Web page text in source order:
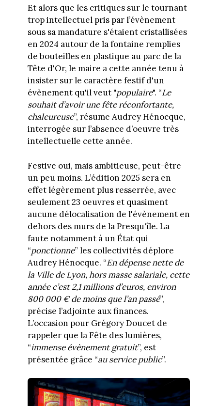
Et alors que les critiques sur le tournant
trop intellectuel pris par l’évènement
sous sa mandature s'étaient cristallisées
en 2024 autour de la fontaine remplies
de bouteilles en plastique au parc de la
Tête d'Or, le maire a cette année tenu à
insister sur le caractère festif d'un
évènement qu'il veut "populaire". “Le
souhait d’avoir une fête réconfortante,
chaleureuse”, résume Audrey Hénocque,
interrogée sur l’absence d’oeuvre très
intellectuelle cette année.
Festive oui, mais ambitieuse, peut-être
un peu moins. L’édition 2025 sera en
effet légèrement plus resserrée, avec
seulement 23 oeuvres et quasiment
aucune délocalisation de l'évènement en
dehors des murs de la Presqu'île. La
faute notamment à un État qui
“ponctionne” les collectivités déplore
Audrey Hénocque. “En dépense nette de
la Ville de Lyon, hors masse salariale, cette
année c’est 2,1 millions d’euros, environ
800 000 € de moins que l’an passé”,
précise l’adjointe aux finances.
L’occasion pour Grégory Doucet de
rappeler que la Fête des lumières,
“immense évènement gratuit”, est
présentée grâce “au service public”.